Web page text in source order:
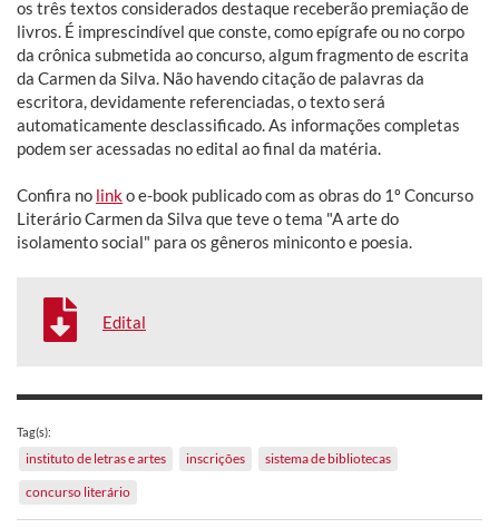
os três textos considerados destaque receberão premiação de
livros. É imprescindível que conste, como epígrafe ou no corpo
da crônica submetida ao concurso, algum fragmento de escrita
da Carmen da Silva. Não havendo citação de palavras da
escritora, devidamente referenciadas, o texto será
automaticamente desclassificado. As informações completas
podem ser acessadas no edital ao final da matéria.
Confira no linko e-book publicado com as obras do 1º Concurso
Literário Carmen da Silva que teve o tema "A arte do
isolamento social" para os gêneros miniconto e poesia.
Edital
Tag(s):
instituto de letras e artes inscrições
sistema de bibliotecas
concurso literário